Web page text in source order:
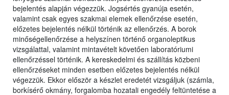
bejelentés alapján végezzük. Jogsértés gyanúja esetén,
valamint csak egyes szakmai elemek ellenőrzése esetén,
előzetes bejelentés nélkül történik az ellenőrzés. A borok
minőségellenőrzése a helyszínen történő organoleptikus
vizsgálattal, valamint mintavételt követően laboratóriumi
ellenőrzéssel történik. A kereskedelmi és szállítás közbeni
ellenőrzéseket minden esetben előzetes bejelentés nélkül
végezzük. Ekkor először a készlet eredetét vizsgáljuk (számla,
borkísérő okmány, forgalomba hozatali engedély feltüntetése a